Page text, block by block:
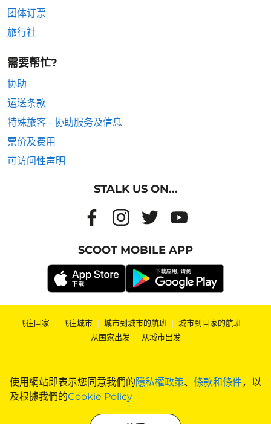
使用網站即表示您同意我們的隱私權政策、 條款和條件，以
及根據我們的Cookie Policy
团体订票
旅行社
需要帮忙?
协助
运送条款
特殊旅客 - 协助服务及信息
票价及费用
可访问性声明
STALK US ON...
SCOOT MOBILE APP
飞往国家 | 飞往城市 | 城市到城市的航班 | 城市到国家的航班 |
从国家出发 | 从城市出发